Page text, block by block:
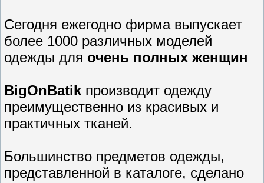
Сегодня ежегодно фирма выпускает
более 1000 различных моделей
одежды для очень полных женщин
BigOnBatik производит одежду
преимущественно из красивых и
практичных тканей.
Большинство предметов одежды,
представленной в каталоге, сделано